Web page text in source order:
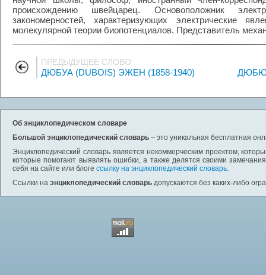
происхождению швейцарец. Основоположник
закономерностей, характеризующих электрические
молекулярной теории биопотенциалов. Представитель
ПРЕДЫДУЩЕЕ СЛОВО
ДЮБУА (DUBOIS) ЭЖЕН (1858-1940)
Об энциклопедическом словаре
Большой энциклопедический словарь – это уникальная бесплатная
Энциклопедический словарь является некоммерческим проектом,
которые помогают выявлять ошибки, а также делятся своими
себя на сайте или блоге ссылку на энциклопедический словарь.
Ссылки на энциклопедический словарь допускаются без каких-либо